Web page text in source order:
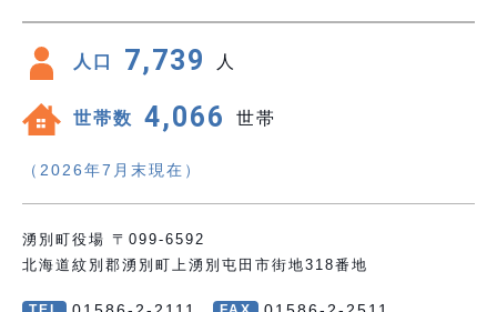
人口 7,739 人
世帯数 4,066 世帯
（2026年7月末現在）
湧別町役場 〒099-6592
北海道紋別郡湧別町上湧別屯田市街地318番地